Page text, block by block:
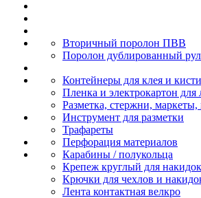
Вторичный поролон ПВВ
Поролон дублированный
Контейнеры для клея и кисти
Пленка и электрокартон для
Разметка, стержни, маркеты,
Инструмент для разметки
Трафареты
Перфорация материалов
Карабины / полукольца
Крепеж круглый для накидок
Крючки для чехлов и
Лента контактная велкро